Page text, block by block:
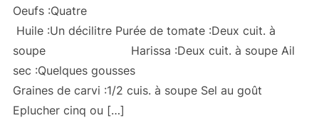
Oeufs :Quatre
Huile :Un décilitre Purée de tomate :Deux cuit. à
soupe Harissa :Deux cuit. à soupe Ail
sec :Quelques gousses
Graines de carvi :1/2 cuis. à soupe Sel au goût
Eplucher cinq ou […]